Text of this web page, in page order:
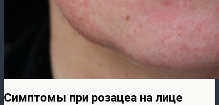
Симптомы при розацеа на лице